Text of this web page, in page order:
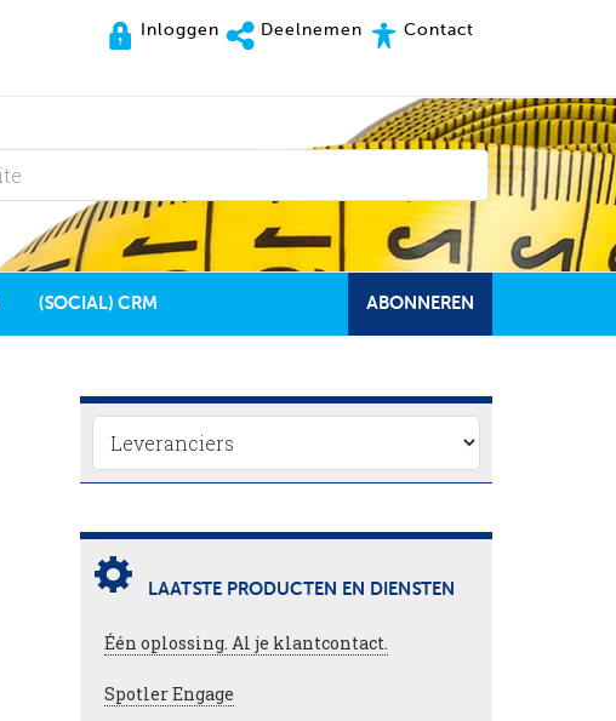
Inloggen Deelnemen Contact
(SOCIAL) CRM ABONNEREN
LAATSTE PRODUCTEN EN DIENSTEN
Één oplossing. Al je klantcontact.
Spotler Engage